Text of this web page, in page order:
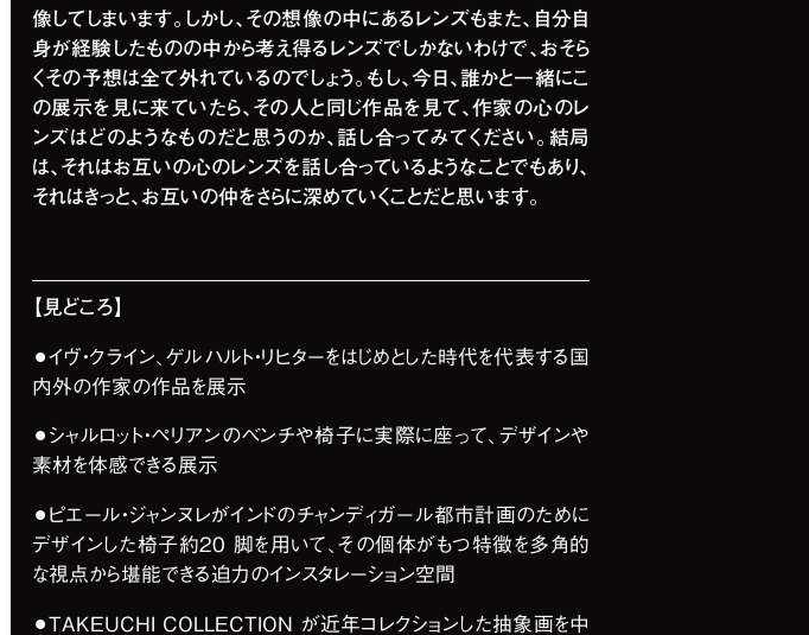
像してしまいます。しかし、その想像の中にあるレンズもまた、自分自
身が経験したものの中から考え得るレンズでしかないわけで、おそら
くその予想は全て外れているのでしょう。もし、今日、誰かと一緒にこ
の展示を見に来ていたら、その人と同じ作品を見て、作家の心のレ
ンズはどのようなものだと思うのか、話し合ってみてください。結局
は、それはお互いの心のレンズを話し合っているようなことでもあり、
それはきっと、お互いの仲をさらに深めていくことだと思います。
【見どころ】
⚫︎イヴ・クライン、ゲルハルト・リヒターをはじめとした時代を代表する国
内外の作家の作品を展示
⚫︎シャルロット・ペリアンのベンチや椅子に実際に座って、デザインや
素材を体感できる展示
⚫︎ピエール・ジャンヌレがインドのチャンディガール都市計画のために
デザインした椅子約20 脚を用いて、その個体がもつ特徴を多角的
な視点から堪能できる迫力のインスタレーション空間
⚫︎TAKEUCHI COLLECTION が近年コレクションした抽象画を中